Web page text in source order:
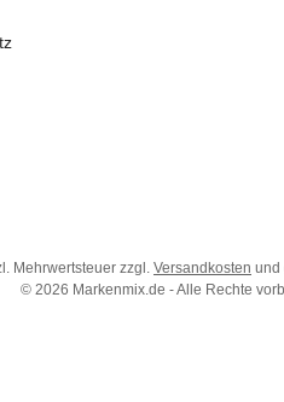
Mehrwertsteuer zzgl. Versandkosten und
© 2026 Markenmix.de - Alle Rechte